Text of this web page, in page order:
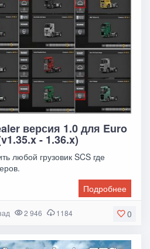
версия 1.0 для Euro
- 1.36.x)
любой грузовик SCS где
Подробнее
0
2 946 1184